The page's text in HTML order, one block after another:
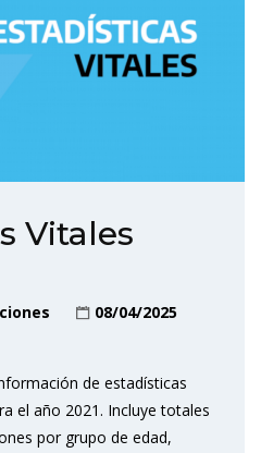
Vitales
08/04/2025
de estadísticas
el año 2021. Incluye totales
por grupo de edad,